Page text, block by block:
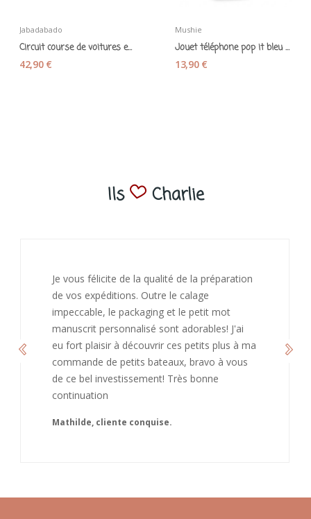
Jabadabado
Circuit course de voitures en bois - Jabadabado
42,90 €
Mushie
Jouet téléphone pop it bleu - Mushie
13,90 €
Ils Charlie
J’ai adoré ouvrir ce paquet votre message est
bienveillant et fait plaisir. Je ne manquerai pas
de recommandé chez vous. Bonne
continuation et merci à vous.
Caroline